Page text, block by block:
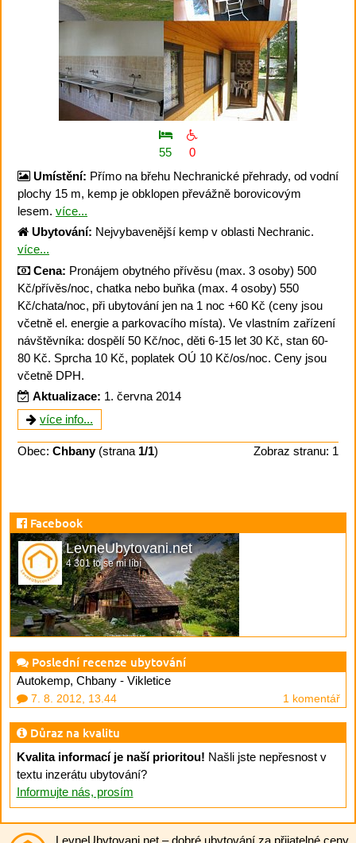
55
0
Umístění: Přímo na břehu Nechranické přehrady, od vodní
plochy 15 m, kemp je obklopen převážně borovicovým
lesem. více...
Ubytování: Nejvybavenější kemp v oblasti Nechranic.
více...
Cena: Pronájem obytného přívěsu (max. 3 osoby) 500
Kč/přívěs/noc, chatka nebo buňka (max. 4 osoby) 550
Kč/chata/noc, při ubytování jen na 1 noc +60 Kč (ceny jsou
včetně el. energie a parkovacího místa). Ve vlastním zařízení
návštěvníka: dospělí 50 Kč/noc, děti 6-15 let 30 Kč, stan 60-
80 Kč. Sprcha 10 Kč, poplatek OÚ 10 Kč/os/noc. Ceny jsou
včetně DPH.
Aktualizace: 1. června 2014
více info...
Obec: Chbany(strana 1/1) Zobraz stranu: 1
Facebook
LevneUbytovani.net
4 301 to se mi líbí
Poslední recenze ubytování
Autokemp, Chbany - Vikletice
7. 8. 2012, 13.44 1 komentář
Důraz na kvalitu
Kvalita informací je naší prioritou! Našli jste nepřesnost v
textu inzerátu ubytování?
Informujte nás, prosím
LevneUbytovani.net – dobré ubytování za přijatelné ceny